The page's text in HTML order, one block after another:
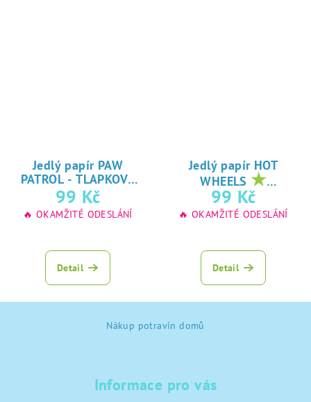
Jedlý papír PAW
PATROL - TLAPKOVÁ
PATROLA★
oblíbený tisk na
jedlý papír
99 Kč
🔥 OKAMŽITÉ ODESLÁNÍ
Detail
Jedlý papír HOT
WHEELS ★
oblíbený tisk na
jedlý papír
99 Kč
🔥 OKAMŽITÉ ODESLÁNÍ
Detail
Nákup potravin domů
Informace pro vás